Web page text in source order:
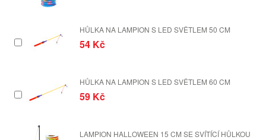
HŮLKA NA LAMPION S LED SVĚTLEM 50 CM
54 Kč
HŮLKA NA LAMPION S LED SVĚTLEM 60 CM
59 Kč
LAMPION HALLOWEEN 15 CM SE SVÍTÍCÍ HŮLKOU